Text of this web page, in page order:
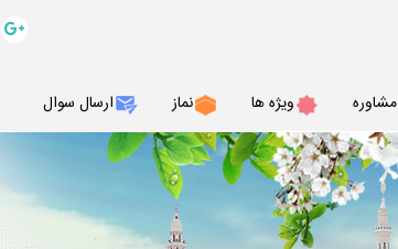
مشاوره ويژه ها نماز ارسال سوال